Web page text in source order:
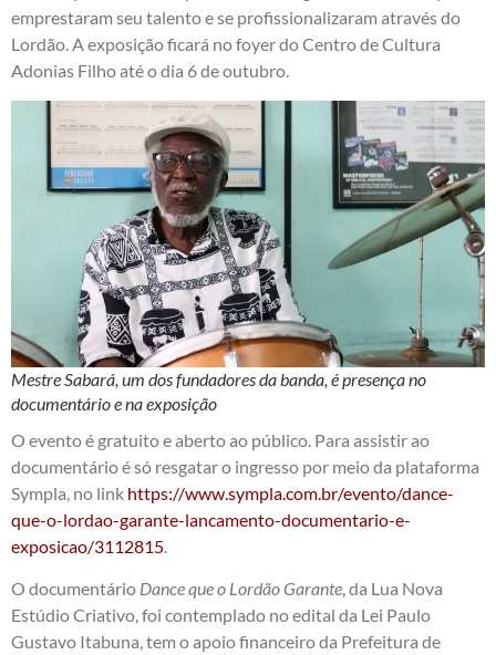
emprestaram seu talento e se profissionalizaram através do
Lordão. A exposição ficará no foyer do Centro de Cultura
Adonias Filho até o dia 6 de outubro.
Mestre Sabará, um dos fundadores da banda, é presença no
documentário e na exposição
O evento é gratuito e aberto ao público. Para assistir ao
documentário é só resgatar o ingresso por meio da plataforma
Sympla, no link https://www.sympla.com.br/evento/dance-
que-o-lordao-garante-lancamento-documentario-e-
exposicao/3112815
O documentário Dance que o Lordão Garante, da Lua Nova
Estúdio Criativo, foi contemplado no edital da Lei Paulo
Gustavo Itabuna, tem o apoio financeiro da Prefeitura de